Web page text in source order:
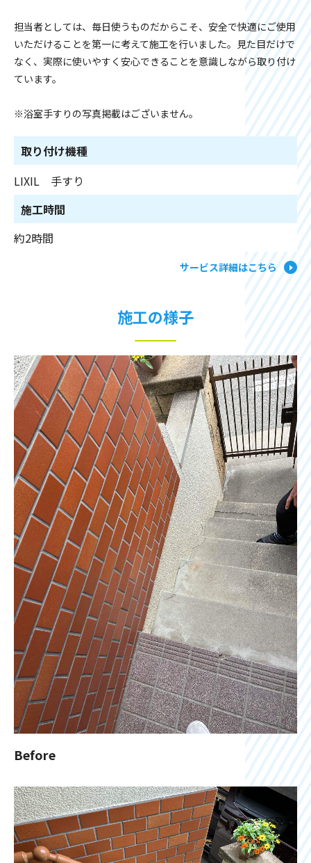
担当者としては、毎日使うものだからこそ、安全で快適にご使用
いただけることを第一に考えて施工を行いました。見た目だけで
なく、実際に使いやすく安心できることを意識しながら取り付け
ています。
※浴室手すりの写真掲載はございません。
取り付け機種
LIXIL 手すり
施工時間
約2時間
サービス詳細はこちら
施工の様子
Before